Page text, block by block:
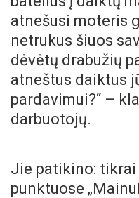
atnešusi moteris
netrukus šiuos
dėvėtų drabužių
atneštus daiktus
pardavimui?“ –
darbuotojų.
Jie patikino:
punktuose